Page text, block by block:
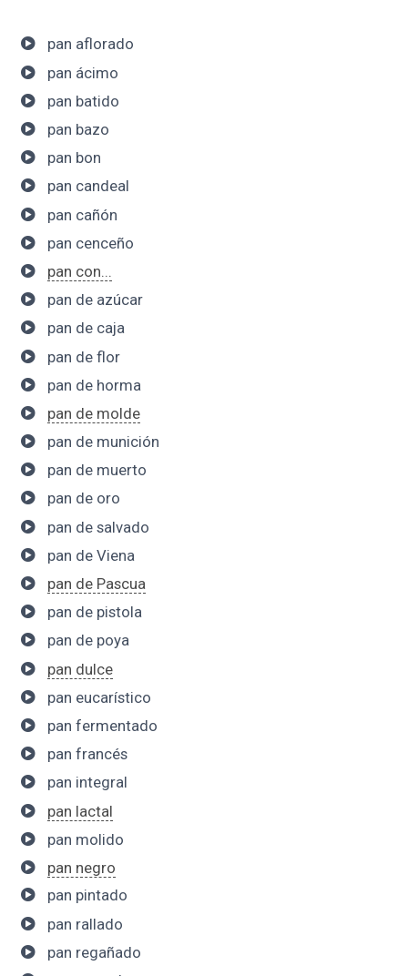
pan aflorado
pan ácimo
pan batido
pan bazo
pan bon
pan candeal
pan cañón
pan cenceño
pan con...
pan de azúcar
pan de caja
pan de flor
pan de horma
pan de molde
pan de munición
pan de muerto
pan de oro
pan de salvado
pan de Viena
pan de Pascua
pan de pistola
pan de poya
pan dulce
pan eucarístico
pan fermentado
pan francés
pan integral
pan lactal
pan molido
pan negro
pan pintado
pan rallado
pan regañado